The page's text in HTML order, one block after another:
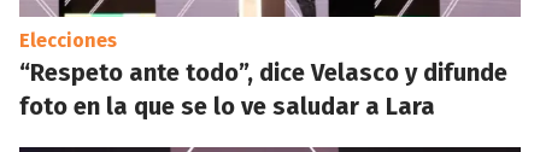
Elecciones
“Respeto ante todo”, dice Velasco y difunde
foto en la que se lo ve saludar a Lara